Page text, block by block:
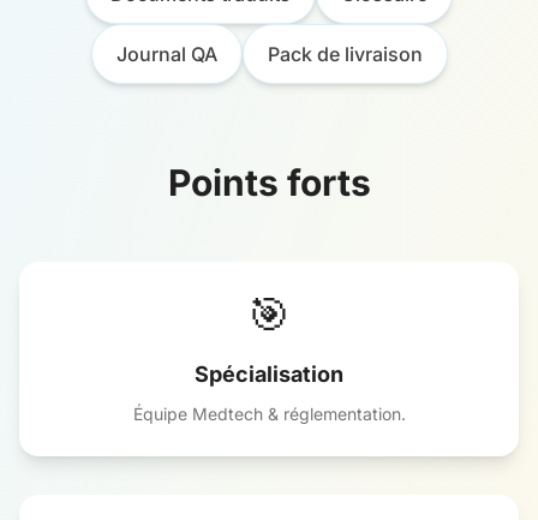
Journal QA Pack de livraison
Points forts
🎯
Spécialisation
Équipe Medtech & réglementation.